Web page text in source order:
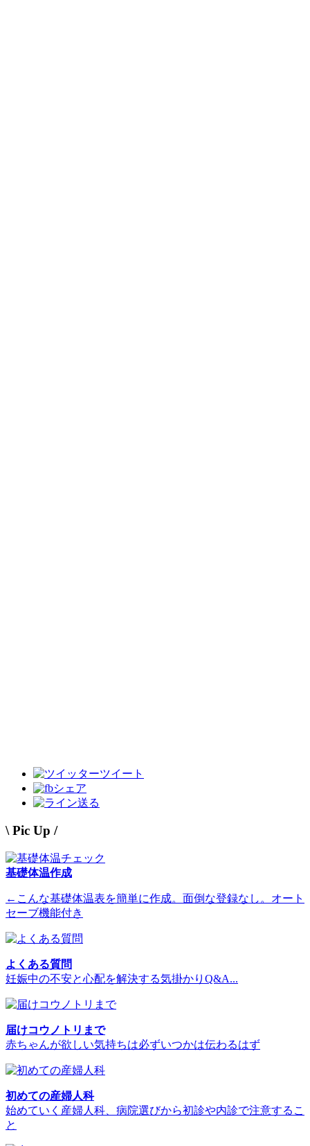
ツイート
シェア
送る
\ Pic Up /
基礎体温作成
←こんな基礎体温表を簡単に作成。面倒な登録なし。オート
セーブ機能付き
よくある質問
妊娠中の不安と心配を解決する気掛かりQ&A...
届けコウノトリまで
赤ちゃんが欲しい気持ちは必ずいつかは伝わるはず
初めての産婦人科
始めていく産婦人科、病院選びから初診や内診で注意するこ
と